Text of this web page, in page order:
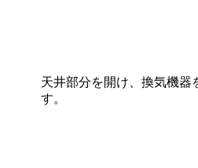
天井部分を開け、換気機器
す。